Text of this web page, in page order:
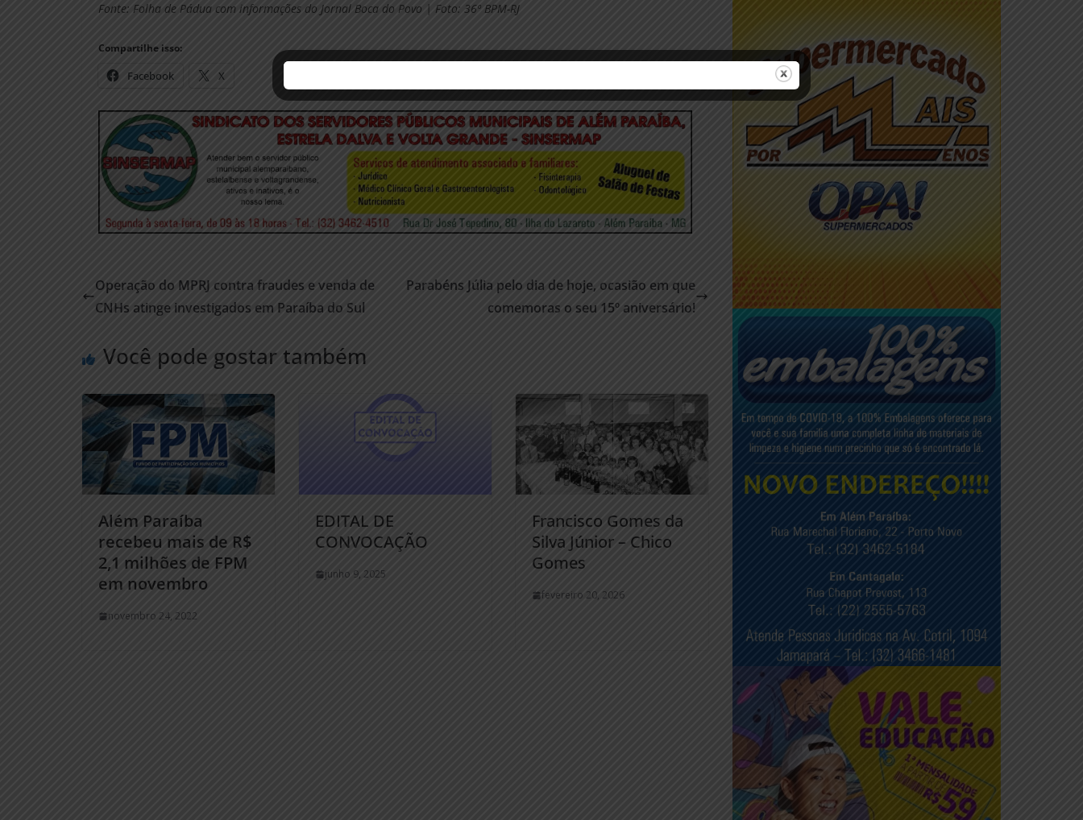
Fonte: Folha de Pádua com informações do Jornal Boca do Povo | Foto: 36º BPM-RJ
Compartilhe isso:
Facebook X
Operação do MPRJ contra fraudes e venda de
CNHs atinge investigados em Paraíba do Sul
Parabéns Júlia pelo dia de hoje, ocasião em que
comemoras o seu 15º aniversário!
Você pode gostar também
Além Paraíba
recebeu mais de R$
2,1 milhões de FPM
em novembro
novembro 24, 2022
EDITAL DE
CONVOCAÇÃO
junho 9, 2025
Francisco Gomes da
Silva Júnior – Chico
Gomes
fevereiro 20, 2026